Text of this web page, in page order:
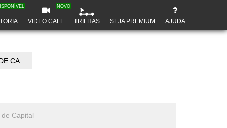
VIDEO CALL
NOVO
TRILHAS SEJA PREMIUM AJUDA
CA...
Capital